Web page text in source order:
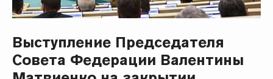
Выступление Председателя
Совета Федерации Валентины